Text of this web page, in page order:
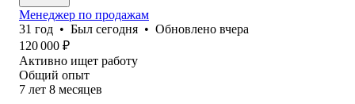
Менеджер по продажам
31 год • Был сегодня • Обновлено вчера
120 000 ₽
Активно ищет работу
Общий опыт
7 лет 8 месяцев